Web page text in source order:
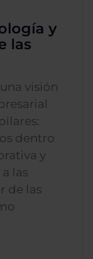
y
las
visión
dentro
y
las
de las